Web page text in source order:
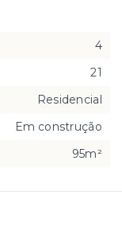
4
21
Residencial
Em construção
95m²